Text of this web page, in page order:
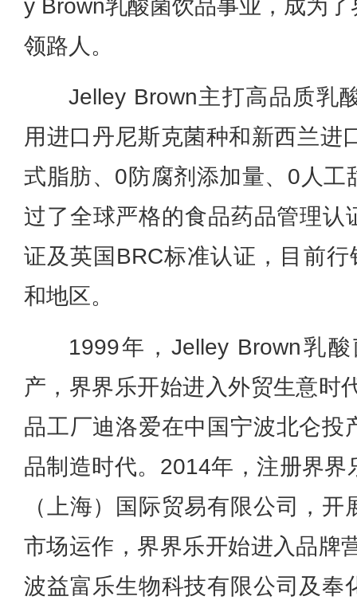
y Brown乳酸菌饮品事业，成为
领路人。
Jelley Brown主打高品质乳
用进口丹尼斯克菌种和新西兰进
式脂肪、0防腐剂添加量、0人工
过了全球严格的食品药品管理
证及英国BRC标准认证，
目前
和地区。
1999年，Jelley Brown乳
产，界界乐开始进入外贸生意时
品工厂迪洛爱在中国宁波北仑投
品制造时代。2014年，注册界界
（上海）国际贸易有限公司，
市场运作，界界乐开始进入品牌
波益富乐生物科技有限公司及奉